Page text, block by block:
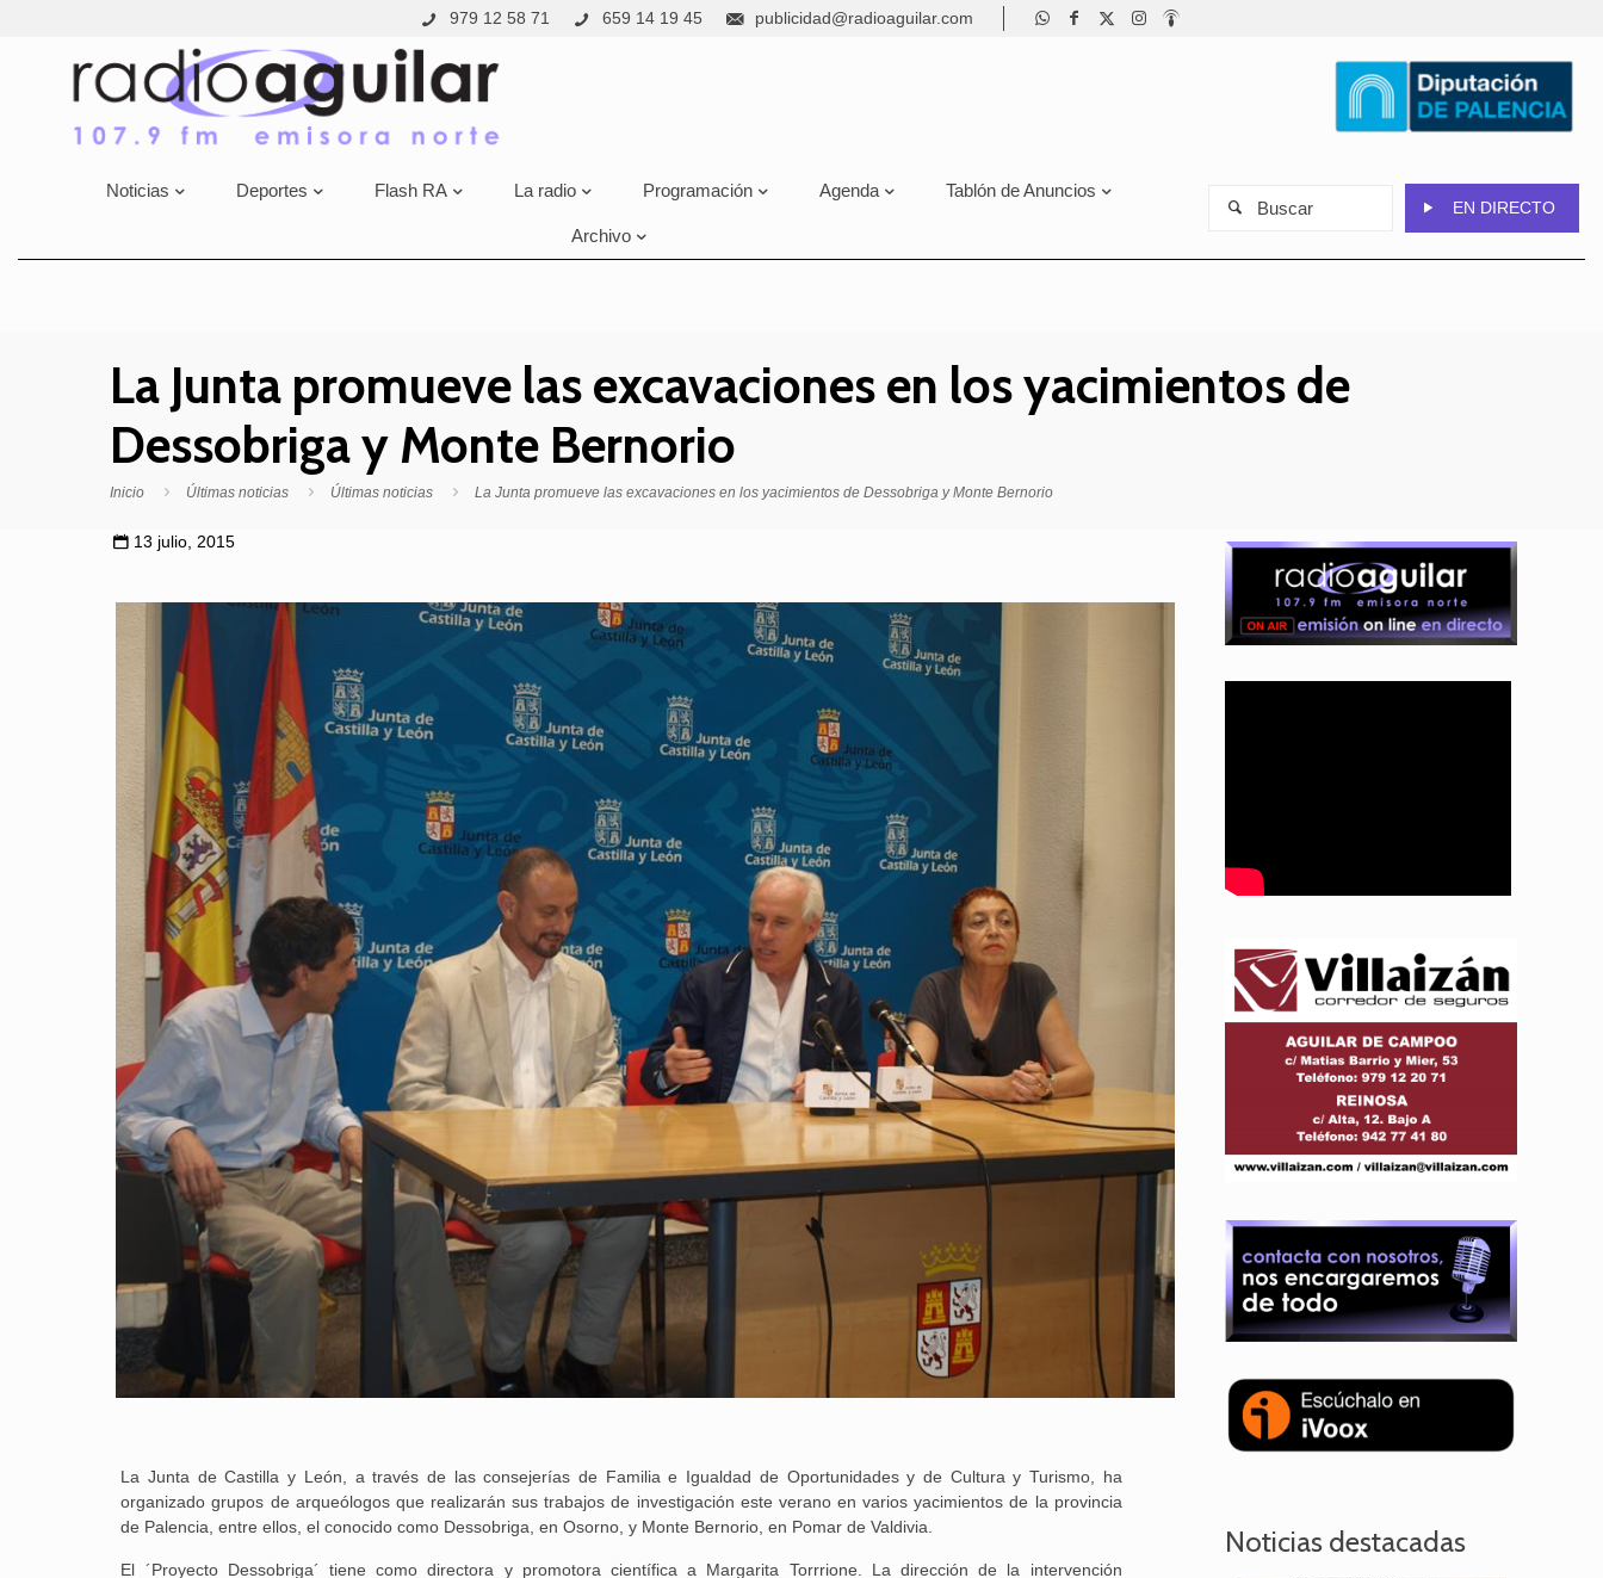
979 12 58 71 659 14 19 45 publicidad@radioaguilar.com
Noticias Deportes Flash RA La radio Programación Agenda Tablón de Anuncios
Archivo
EN DIRECTO
La Junta promueve las excavaciones en los yacimientos de
Dessobriga y Monte Bernorio
Inicio Últimas noticias Últimas noticias La Junta promueve las excavaciones en los yacimientos de Dessobriga y Monte Bernorio
13 julio, 2015
La Junta de Castilla y León, a través de las consejerías de Familia e Igualdad de Oportunidades y de Cultura y Turismo, ha
organizado grupos de arqueólogos que realizarán sus trabajos de investigación este verano en varios yacimientos de la provincia
de Palencia, entre ellos, el conocido como Dessobriga, en Osorno, y Monte Bernorio, en Pomar de Valdivia.
El ´Proyecto Dessobriga´ tiene como directora y promotora científica a Margarita Torrrione. La dirección de la intervención
Noticias destacadas